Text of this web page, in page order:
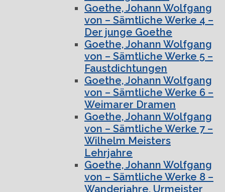
Goethe, Johann Wolfgang
von – Sämtliche Werke 4 –
Der junge Goethe
Goethe, Johann Wolfgang
von – Sämtliche Werke 5 –
Faustdichtungen
Goethe, Johann Wolfgang
von – Sämtliche Werke 6 –
Weimarer Dramen
Goethe, Johann Wolfgang
von – Sämtliche Werke 7 –
Wilhelm Meisters
Lehrjahre
Goethe, Johann Wolfgang
von – Sämtliche Werke 8 –
Wanderjahre, Urmeister